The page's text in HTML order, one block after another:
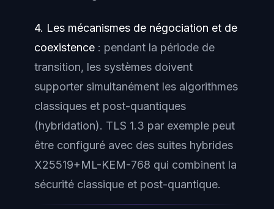
4. Les mécanismes de négociation et de
coexistence : pendant la période de
transition, les systèmes doivent
supporter simultanément les algorithmes
classiques et post-quantiques
(hybridation). TLS 1.3 par exemple peut
être configuré avec des suites hybrides
X25519+ML-KEM-768 qui combinent la
sécurité classique et post-quantique.